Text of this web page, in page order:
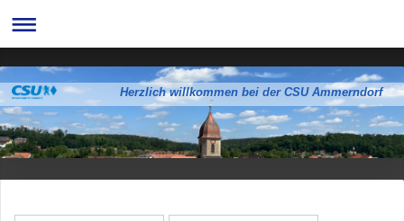
Herzlich willkommen bei der CSU Ammerndorf